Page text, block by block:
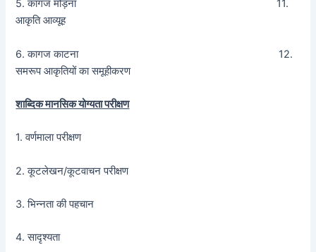
5. कागज मोड़ना 11.
आकृति आव्यूह
6. कागज काटना 12.
समरूप आकृतियों का समूहीकरण
शाब्दिक मानसिक योग्यता परीक्षण
1. वर्णमाला परीक्षण
2. कूटलेखन/कूटवाचन परीक्षण
3. भिन्नता की पहचान
4. सादृश्यता